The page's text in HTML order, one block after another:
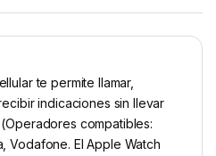
te permite llamar,
indicaciones sin llevar
compatibles:
Vodafone. El Apple Watch